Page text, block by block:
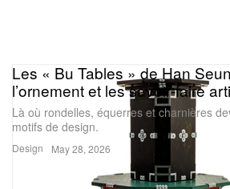
Design
Les « Bu Tables » de Han
l’ornement et les savoir‑faire
Là où rondelles, équerres et charnières
motifs de design.
May 28, 2026